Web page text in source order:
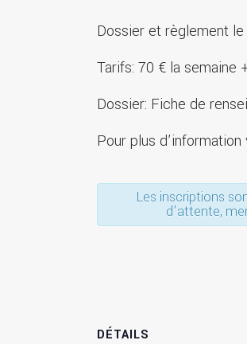
Dossier et règlement
Tarifs: 70 € la semaine
Dossier: Fiche de
Pour plus
Les inscriptions
d'attente,
DÉTAILS